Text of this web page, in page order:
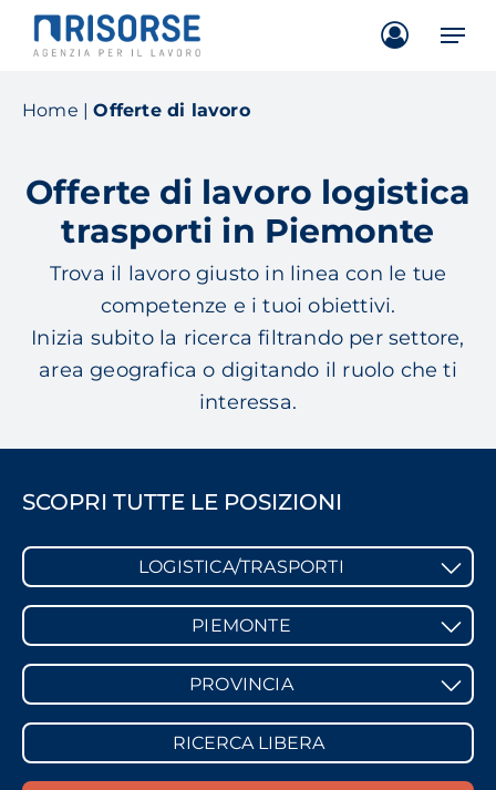
Skip
content
Home |Offerte di lavoro
Offerte di lavoro logistica
trasporti in Piemonte
Trova il lavoro giusto in linea con le tue
competenze e i tuoi obiettivi.
Inizia subito la ricerca filtrando per settore,
area geografica o digitando il ruolo che ti
interessa.
SCOPRI TUTTE LE POSIZIONI
LOGISTICA/TRASPORTI
PIEMONTE
PROVINCIA